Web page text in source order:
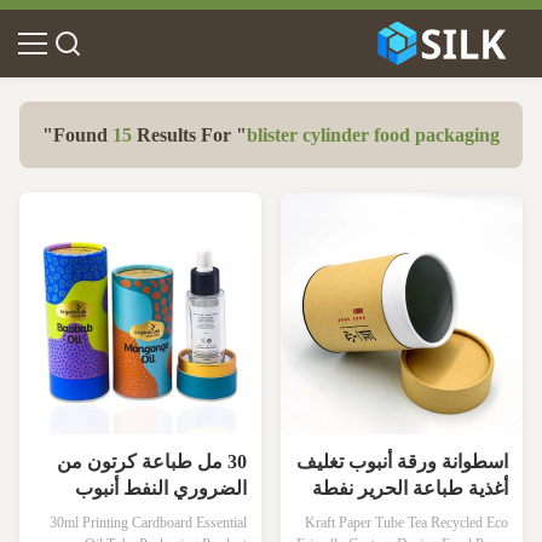
Found 15 Results For "blister cylinder food packaging
"
اسطوانة ورقة أنبوب تغليف
أغذية طباعة الحرير نفطة
إدراج
Kraft Paper Tube Tea Recycled Eco
30 مل طباعة كرتون من
الضروري النفط أنبوب
التعبئة والتغليف ورقة
30ml Printing Cardboard Essential